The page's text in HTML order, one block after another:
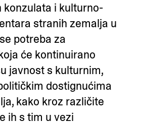
konzulata i kulturno-
stranih zemalja u
potreba za
će kontinuirano
javnost s kulturnim,
dostignućima
kako kroz različite
ih s tim u vezi